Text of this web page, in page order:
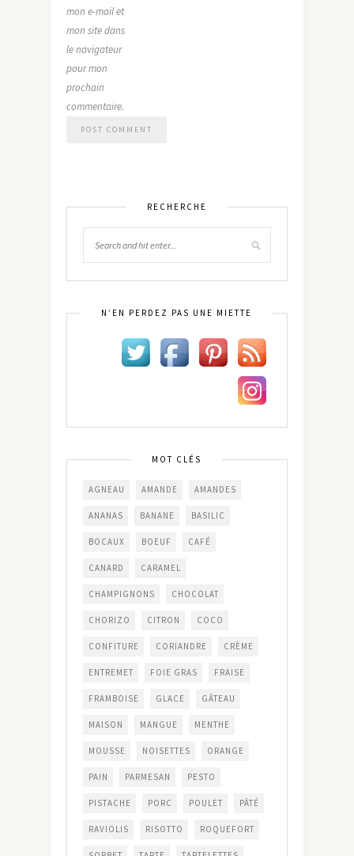
mon e-mail et
mon site dans
le navigateur
pour mon
prochain
commentaire.
RECHERCHE
N’EN PERDEZ PAS UNE MIETTE
MOT CLÉS
AGNEAU AMANDE AMANDES
ANANAS BANANE BASILIC
BOCAUX BOEUF CAFÉ
CANARD CARAMEL
CHAMPIGNONS CHOCOLAT
CHORIZO CITRON COCO
CONFITURE CORIANDRE CRÈME
ENTREMET FOIE GRAS FRAISE
FRAMBOISE GLACE GÂTEAU
MAISON MANGUE MENTHE
MOUSSE NOISETTES ORANGE
PAIN PARMESAN PESTO
PISTACHE PORC POULET PÂTÉ
RAVIOLIS RISOTTO ROQUEFORT